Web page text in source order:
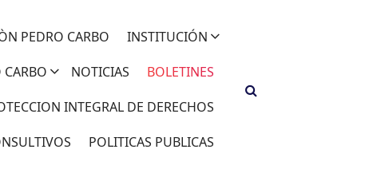
PEDRO CARBO
INSTITUCIÓN
CARBO
NOTICIAS
BOLETINES
INTEGRAL DE DERECHOS
POLITICAS PUBLICAS